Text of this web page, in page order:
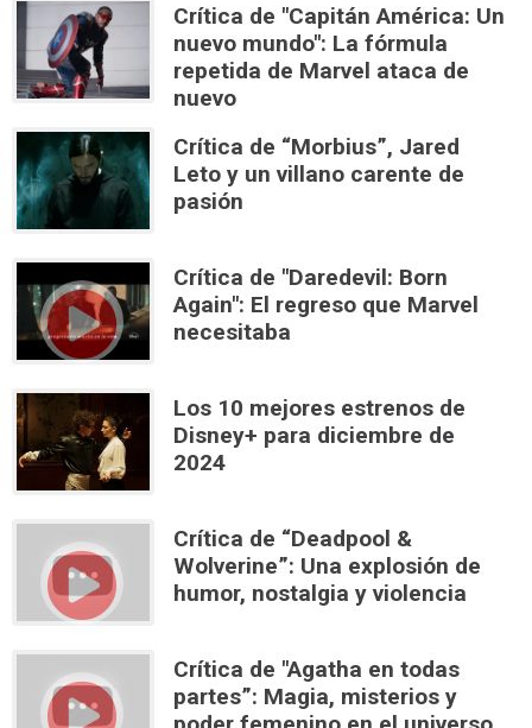
Crítica de "Capitán América: Un
nuevo mundo": La fórmula
repetida de Marvel ataca de
nuevo
Crítica de “Morbius”, Jared
Leto y un villano carente de
pasión
Crítica de "Daredevil: Born
Again": El regreso que Marvel
necesitaba
Los 10 mejores estrenos de
Disney+ para diciembre de
2024
Crítica de “Deadpool &
Wolverine”: Una explosión de
humor, nostalgia y violencia
Crítica de "Agatha en todas
partes”: Magia, misterios y